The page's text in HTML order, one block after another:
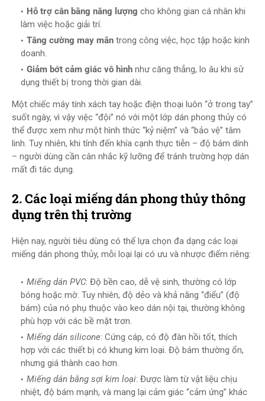
Hỗ trợ cân bằng năng lượng cho không gian cá nhân khi
làm việc hoặc giải trí.
Tăng cường may mắn trong công việc, học tập hoặc kinh
doanh.
Giảm bớt cảm giác vô hình như căng thẳng, lo âu khi sử
dụng thiết bị trong thời gian dài.
Một chiếc máy tính xách tay hoặc điện thoại luôn “ở trong tay”
suốt ngày, vì vậy việc “đội” nó với một lớp dán phong thủy có
thể được xem như một hình thức “kỷ niệm” và “bảo vệ” tâm
linh. Tuy nhiên, khi tính đến khía cạnh thực tiễn – độ bám dính
– người dùng cần cân nhắc kỹ lưỡng để tránh trường hợp dán
mất đi tác dụng.
2. Các loại miếng dán phong thủy thông
dụng trên thị trường
Hiện nay, người tiêu dùng có thể lựa chọn đa dạng các loại
miếng dán phong thủy, mỗi loại lại có ưu và nhược điểm riêng:
Miếng dán PVC: Độ bền cao, dễ vệ sinh, thường có lớp
bóng hoặc mờ. Tuy nhiên, độ dẻo và khả năng “điểu” (độ
bám) của nó phụ thuộc vào keo dán nội tại, thường không
phù hợp với các bề mặt trơn.
Miếng dán silicone: Cứng cáp, có độ đàn hồi tốt, thích
hợp với các thiết bị có khung kim loại. Độ bám thường ổn,
nhưng giá thành cao hơn.
Miếng dán bằng sợi kim loại: Được làm từ vật liệu chịu
nhiệt, độ bám mạnh, và mang lại cảm giác “cảm ứng” khác